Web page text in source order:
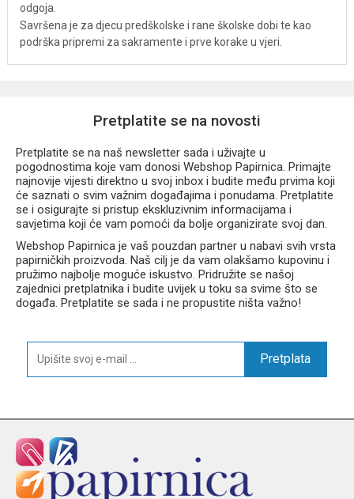
odgoja.
Savršena je za djecu predškolske i rane školske dobi te kao
podrška pripremi za sakramente i prve korake u vjeri.
Pretplatite se na novosti
Pretplatite se na naš newsletter sada i uživajte u
pogodnostima koje vam donosi Webshop Papirnica. Primajte
najnovije vijesti direktno u svoj inbox i budite među prvima koji
će saznati o svim važnim događajima i ponudama. Pretplatite
se i osigurajte si pristup ekskluzivnim informacijama i
savjetima koji će vam pomoći da bolje organizirate svoj dan.
Webshop Papirnica je vaš pouzdan partner u nabavi svih vrsta
papirničkih proizvoda. Naš cilj je da vam olakšamo kupovinu i
pružimo najbolje moguće iskustvo. Pridružite se našoj
zajednici pretplatnika i budite uvijek u toku sa svime što se
događa. Pretplatite se sada i ne propustite ništa važno!
Pretplata